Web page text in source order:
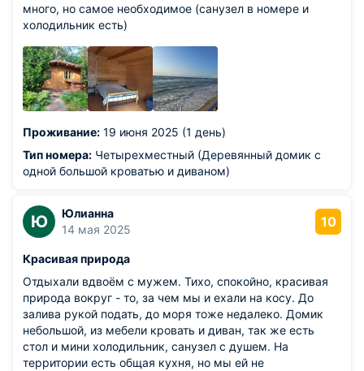
много, но самое необходимое (санузел в номере и
холодильник есть)
Проживание: 19 июня 2025 (1 день)
Тип номера: Четырехместный (Деревянный домик с
одной большой кроватью и диваном)
Ю
Юлианна
14 мая 2025
10
Красивая природа
Отдыхали вдвоём с мужем. Тихо, спокойно, красивая
природа вокруг - то, за чем мы и ехали на косу. До
залива рукой подать, до моря тоже недалеко. Домик
небольшой, из мебели кровать и диван, так же есть
стол и мини холодильник, санузел с душем. На
территории есть общая кухня, но мы ей не